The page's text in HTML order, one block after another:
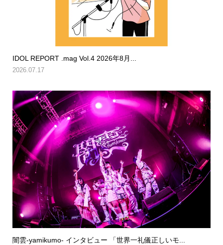
IDOL REPORT .mag Vol.4 2026年8月...
2026.07.17
闇雲-yamikumo- インタビュー 「世界一礼儀正しいモ...